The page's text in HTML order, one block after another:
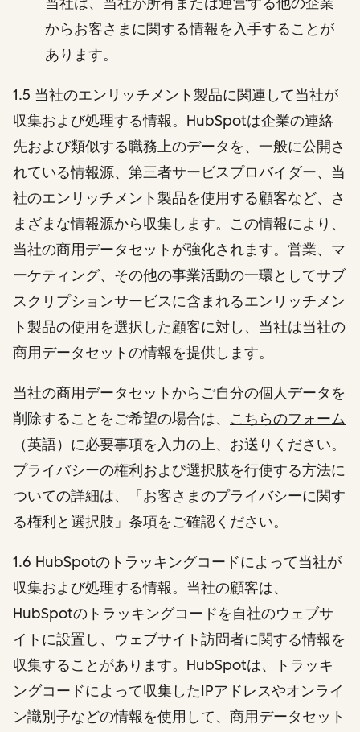
からお客さまに関する情報を入手することが
あります。
1.5 当社のエンリッチメント製品に関連して当社が
収集および処理する情報。HubSpotは企業の連絡
先および類似する職務上のデータを、一般に公開さ
れている情報源、第三者サービスプロバイダー、当
社のエンリッチメント製品を使用する顧客など、さ
まざまな情報源から収集します。この情報により、
当社の商用データセットが強化されます。営業、マ
ーケティング、その他の事業活動の一環としてサブ
スクリプションサービスに含まれるエンリッチメン
ト製品の使用を選択した顧客に対し、当社は当社の
商用データセットの情報を提供します。
当社の商用データセットからご自分の個人データを
削除することをご希望の場合は、 こちらのフォーム
（英語）に必要事項を入力の上、お送りください。
プライバシーの権利および選択肢を行使する方法に
ついての詳細は、「お客さまのプライバシーに関す
る権利と選択肢」条項をご確認ください。
1.6 HubSpotのトラッキングコードによって当社が
収集および処理する情報。当社の顧客は、
HubSpotのトラッキングコードを自社のウェブサ
イトに設置し、ウェブサイト訪問者に関する情報を
収集することがあります。HubSpotは、トラッキ
ングコードによって収集したIPアドレスやオンライ
ン識別子などの情報を使用して、商用データセット